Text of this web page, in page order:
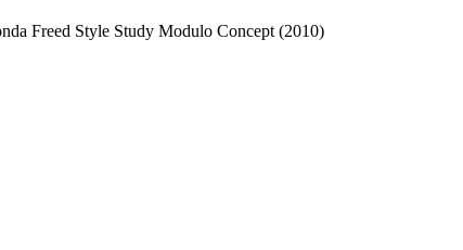
Freed Style Study Modulo Concept (2010)